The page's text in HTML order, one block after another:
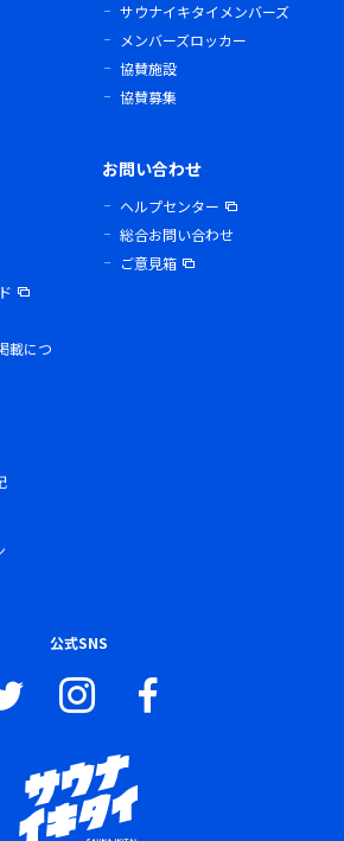
サウナイキタイメンバーズ
メンバーズロッカー
協賛施設
協賛募集
載につ
お問い合わせ
ヘルプセンター
総合お問い合わせ
ご意見箱
公式SNS